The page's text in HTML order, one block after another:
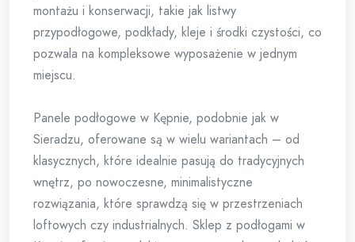
montażu i konserwacji, takie jak listwy
przypodłogowe, podkłady, kleje i środki czystości, co
pozwala na kompleksowe wyposażenie w jednym
miejscu.
Panele podłogowe w Kępnie, podobnie jak w
Sieradzu, oferowane są w wielu wariantach – od
klasycznych, które idealnie pasują do tradycyjnych
wnętrz, po nowoczesne, minimalistyczne
rozwiązania, które sprawdzą się w przestrzeniach
loftowych czy industrialnych. Sklep z podłogami w